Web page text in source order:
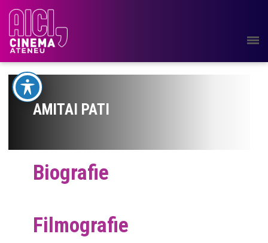
AMITAI PATI
Biografie
Filmografie